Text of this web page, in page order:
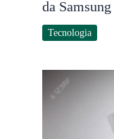
da
Tecnologia